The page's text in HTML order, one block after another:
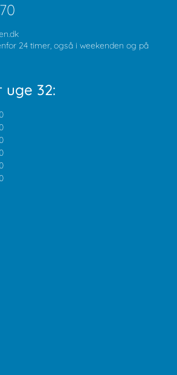
24 timer, også i weekenden og på
uge 32: